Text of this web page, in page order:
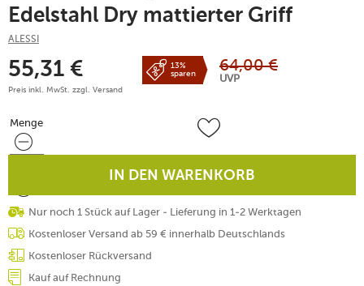
Edelstahl Dry mattierter Griff
ALESSI
55,31 €
Preis inkl. MwSt. zzgl. Versand
13%
sparen
64,00 €
UVP
Menge
Menge
IN DEN WARENKORB
Nur noch 1 Stück auf Lager - Lieferung in 1-2 Werktagen
Kostenloser Versand ab 59 € innerhalb Deutschlands
Kostenloser Rückversand
Kauf auf Rechnung